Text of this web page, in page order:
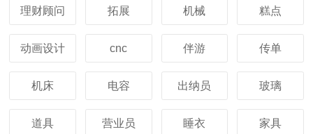
理财顾问 拓展 机械 糕点
动画设计 cnc 伴游 传单
机床 电容 出纳员 玻璃
道具 营业员 睡衣 家具